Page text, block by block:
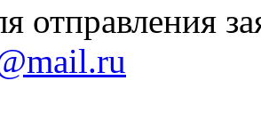
отправления